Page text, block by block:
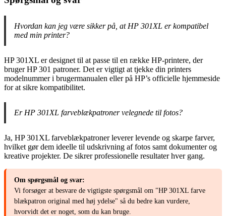
Hvordan kan jeg være sikker på, at HP 301XL er kompatibel
med min printer?
HP 301XL er designet til at passe til en række HP-printere, der
bruger HP 301 patroner. Det er vigtigt at tjekke din printers
modelnummer i brugermanualen eller på HP’s officielle hjemmeside
for at sikre kompatibilitet.
Er HP 301XL farveblækpatroner velegnede til fotos?
Ja, HP 301XL farveblækpatroner leverer levende og skarpe farver,
hvilket gør dem ideelle til udskrivning af fotos samt dokumenter og
kreative projekter. De sikrer professionelle resultater hver gang.
Om spørgsmål og svar:
Vi forsøger at besvare de vigtigste spørgsmål om "HP 301XL farve
blækpatron original med høj ydelse" så du bedre kan vurdere,
hvorvidt det er noget, som du kan bruge.